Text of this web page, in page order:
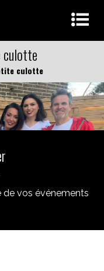
culotte
culotte
de vos événements